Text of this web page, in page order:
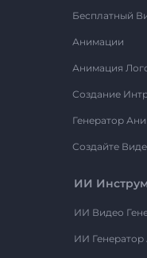
Бесплатный
Анимации
Анимация
Создание
Генератор
Создайте
ИИ
ИИ Видео
ИИ